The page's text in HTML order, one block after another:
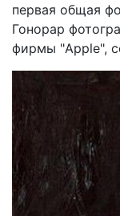
первая общая
Гонорар
фирмы "Apple",